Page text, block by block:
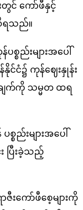
တွင် ကော်ဖီနှင့်
ရသည်။
ည်းများအပေါ်
င်ငံ၌ ကုန်ဈေးနှုန်း
ချက်ကို သမ္မတ ထရ
းများအပေါ်
ပြီးခဲ့သည့်
ကော်ဖီစေ့များကို